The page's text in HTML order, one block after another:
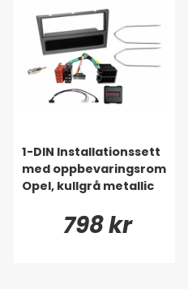
1-DIN Installationssett
med oppbevaringsrom
Opel, kullgrå metallic
798 kr